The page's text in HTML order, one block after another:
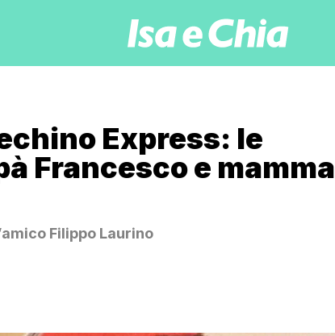
Express: le
Francesco e mamma
Filippo Laurino